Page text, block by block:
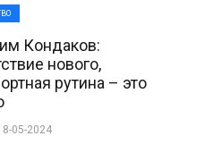
Кондаков:
нового,
рутина – это
05-2024